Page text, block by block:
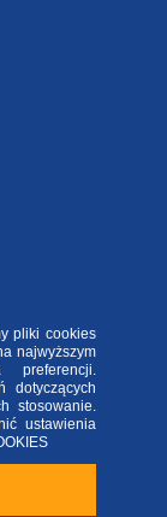
Group!
Opole
Kontakt
pliki cookies
najwyższym
preferencji.
dotyczących
stosowanie.
ustawienia